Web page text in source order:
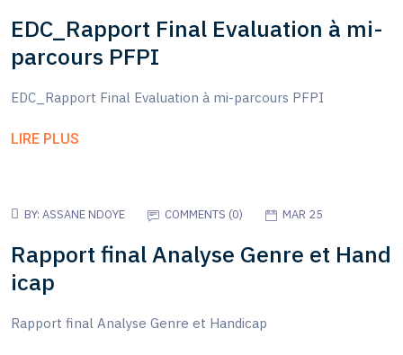
EDC_Rapport Final Evaluation à mi-
parcours PFPI
EDC_Rapport Final Evaluation à mi-parcours PFPI
LIRE PLUS
BY: ASSANE NDOYE COMMENTS (0) MAR 25
Rapport final Analyse Genre et Hand
icap
Rapport final Analyse Genre et Handicap